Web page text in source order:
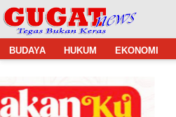
BUDAYA HUKUM EKONOMI